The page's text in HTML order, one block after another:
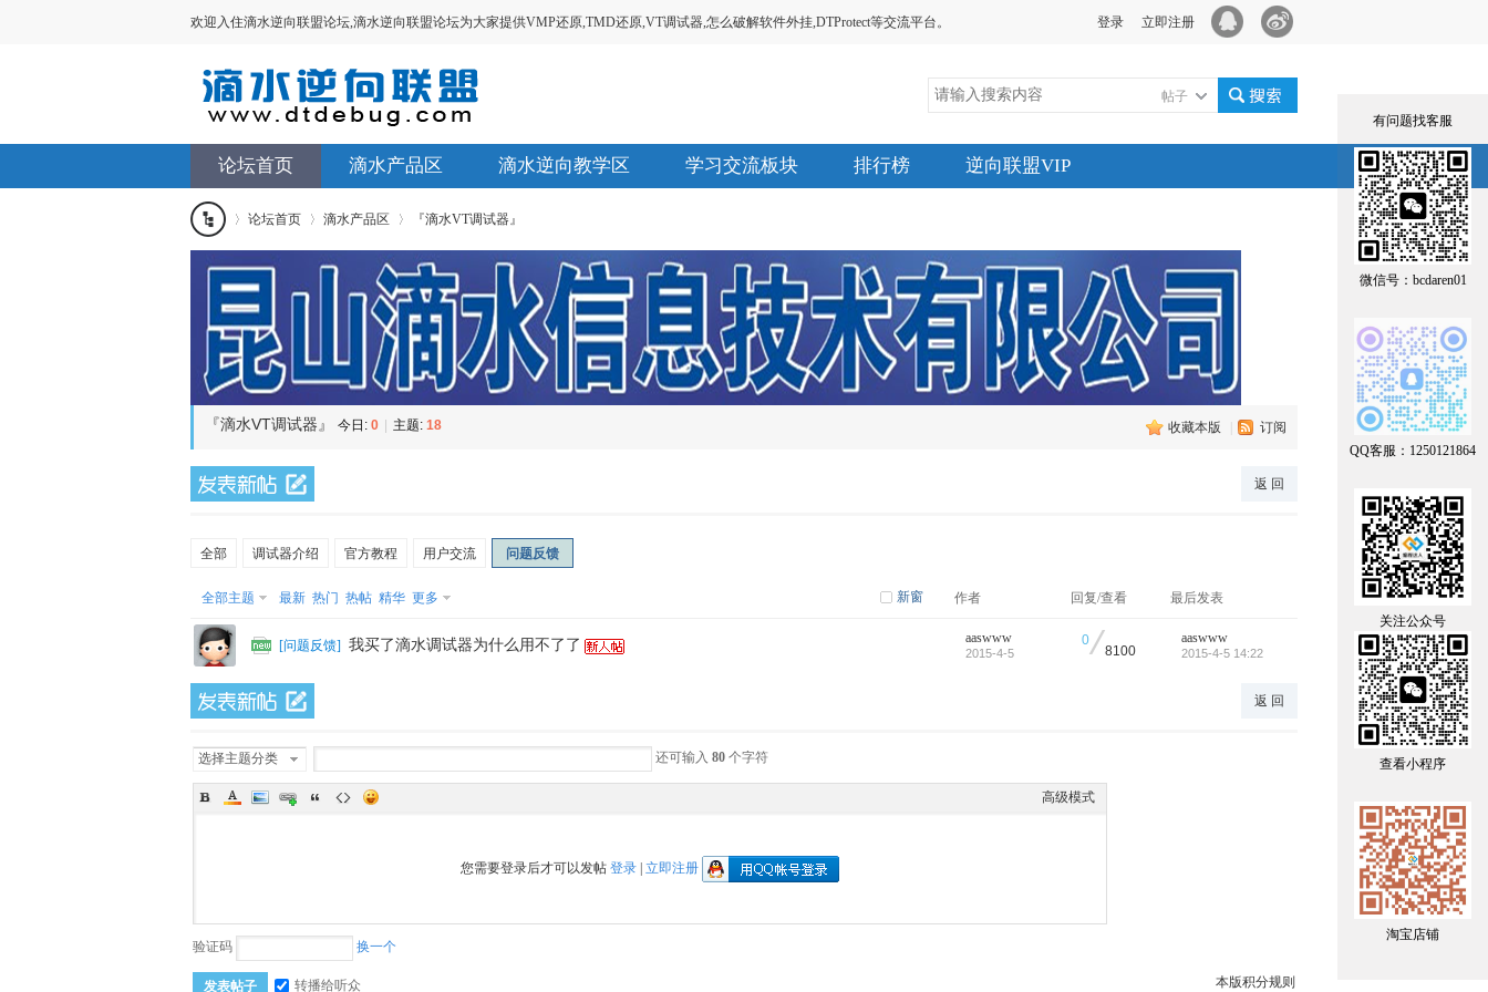
欢迎入住滴水逆向联盟论坛,滴水逆向联盟论坛为大家提供VMP还原,TMD还原,VT调试器,怎么破解软件外挂,DTProtect等交流平台。 立即注册
登录
帖子
论坛首页 滴水产品区 滴水逆向教学区 学习交流板块 排行榜 逆向联盟VIP
有问题找客服
微信号：bcdaren01
QQ客服：1250121864
关注公众号
查看小程序
淘宝店铺
逆向
联盟
»
论坛首页 滴水产品区
›
『滴水VT调试器』
收藏本版 订阅
『滴水VT调试器』 今日: 0 主题: 18
返 回
全部 调试器介绍 官方教程 用户交流 问题反馈
新窗
全部主题 最新 热门 热帖 精华 更多 作者 回复/查看 最后发表
[问题反馈] 我买了滴水调试器为什么用不了了 aaswww
2015-4-5
0/8100
aaswww
2015-4-5 14:22
返 回
选择主题分类 还可输入 80 个字符
高级模式
您需要登录后才可以发帖 登录 立即注册
验证码 换一个
本版积分规则
发表帖子 转播给听众